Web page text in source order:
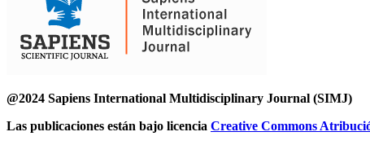
@2024 Sapiens International Multidisciplinary Journal
Las publicaciones están bajo licencia Creative Commons